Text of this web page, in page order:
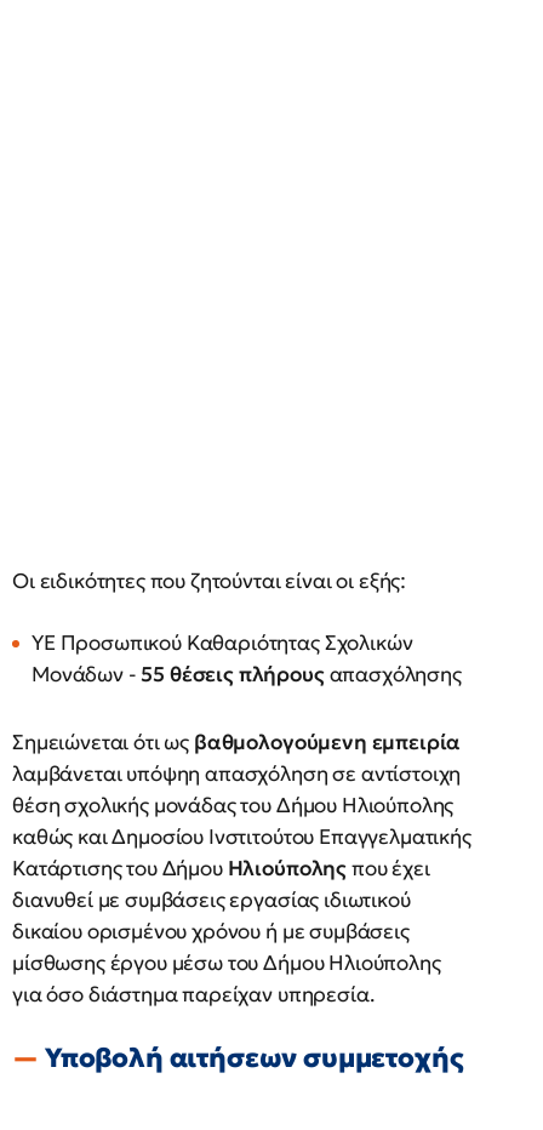
Οι ειδικότητες που ζητούνται είναι οι εξής:
ΥΕ Προσωπικού Καθαριότητας Σχολικών
Μονάδων -55 θέσεις πλήρουςαπασχόλησης
Σημειώνεται ότι ως βαθμολογούμενη εμπειρία
λαμβάνεται υπόψηη απασχόληση σε αντίστοιχη
θέση σχολικής μονάδας του Δήμου Ηλιούπολης
καθώς και Δημοσίου Ινστιτούτου Επαγγελματικής
Κατάρτισης του Δήμου Ηλιούποληςπου έχει
διανυθεί με συμβάσεις εργασίας ιδιωτικού
δικαίου ορισμένου χρόνου ή με συμβάσεις
μίσθωσης έργου μέσω του Δήμου Ηλιούπολης
για όσο διάστημα παρείχαν υπηρεσία.
Υποβολή αιτήσεων συμμετοχής